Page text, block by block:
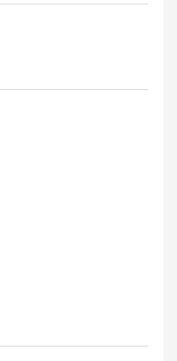
이 통근 가능)
어를 할 줄 아는 사람은